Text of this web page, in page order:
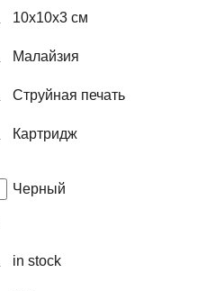
10x10x3 см
Малайзия
Струйная печать
Картридж
Черный
in stock